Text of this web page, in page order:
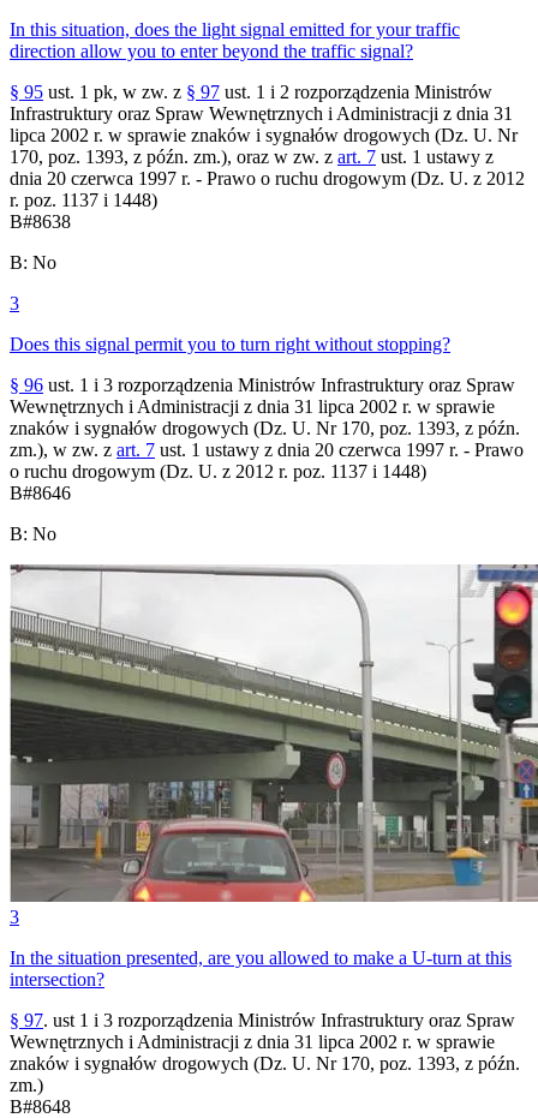
In this situation, does the light signal emitted for your traffic
direction allow you to enter beyond the traffic signal?
§ 95 ust. 1 pk, w zw. z § 97 ust. 1 i 2 rozporządzenia Ministrów
Infrastruktury oraz Spraw Wewnętrznych i Administracji z dnia 31
lipca 2002 r. w sprawie znaków i sygnałów drogowych (Dz. U. Nr
170, poz. 1393, z późn. zm.), oraz w zw. z art. 7 ust. 1 ustawy z
dnia 20 czerwca 1997 r. - Prawo o ruchu drogowym (Dz. U. z 2012
r. poz. 1137 i 1448)
B#8638
B: No
3
Does this signal permit you to turn right without stopping?
§ 96 ust. 1 i 3 rozporządzenia Ministrów Infrastruktury oraz Spraw
Wewnętrznych i Administracji z dnia 31 lipca 2002 r. w sprawie
znaków i sygnałów drogowych (Dz. U. Nr 170, poz. 1393, z późn.
zm.), w zw. z art. 7 ust. 1 ustawy z dnia 20 czerwca 1997 r. - Prawo
o ruchu drogowym (Dz. U. z 2012 r. poz. 1137 i 1448)
B#8646
B: No
3
In the situation presented, are you allowed to make a U-turn at this
intersection?
§ 97. ust 1 i 3 rozporządzenia Ministrów Infrastruktury oraz Spraw
Wewnętrznych i Administracji z dnia 31 lipca 2002 r. w sprawie
znaków i sygnałów drogowych (Dz. U. Nr 170, poz. 1393, z późn.
zm.)
B#8648